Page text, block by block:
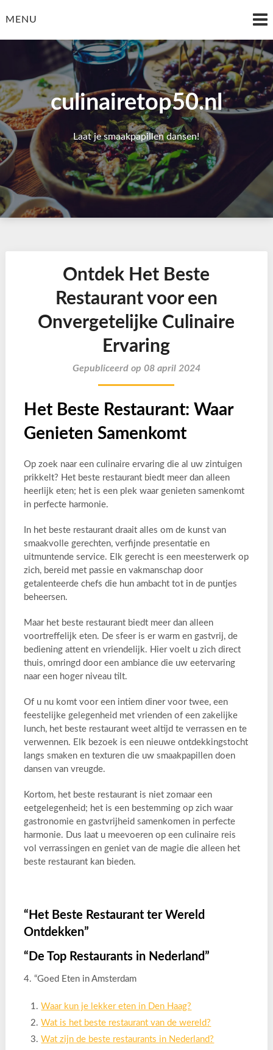
toMENU
culinairetop50.nl
Laat je smaakpapillen dansen!
Ontdek Het Beste
Restaurant voor een
Onvergetelijke Culinaire
Ervaring
Gepubliceerd op 08 april 2024
Het Beste Restaurant: Waar
Genieten Samenkomt
Op zoek naar een culinaire ervaring die al uw zintuigen
prikkelt? Het beste restaurant biedt meer dan alleen
heerlijk eten; het is een plek waar genieten samenkomt
in perfecte harmonie.
In het beste restaurant draait alles om de kunst van
smaakvolle gerechten, verfijnde presentatie en
uitmuntende service. Elk gerecht is een meesterwerk op
zich, bereid met passie en vakmanschap door
getalenteerde chefs die hun ambacht tot in de puntjes
beheersen.
Maar het beste restaurant biedt meer dan alleen
voortreffelijk eten. De sfeer is er warm en gastvrij, de
bediening attent en vriendelijk. Hier voelt u zich direct
thuis, omringd door een ambiance die uw eetervaring
naar een hoger niveau tilt.
Of u nu komt voor een intiem diner voor twee, een
feestelijke gelegenheid met vrienden of een zakelijke
lunch, het beste restaurant weet altijd te verrassen en te
verwennen. Elk bezoek is een nieuwe ontdekkingstocht
langs smaken en texturen die uw smaakpapillen doen
dansen van vreugde.
Kortom, het beste restaurant is niet zomaar een
eetgelegenheid; het is een bestemming op zich waar
gastronomie en gastvrijheid samenkomen in perfecte
harmonie. Dus laat u meevoeren op een culinaire reis
vol verrassingen en geniet van de magie die alleen het
beste restaurant kan bieden.
“Het Beste Restaurant ter Wereld
Ontdekken”
“De Top Restaurants in Nederland”
4. “Goed Eten in Amsterdam
Waar kun je lekker eten in Den Haag?
Wat is het beste restaurant van de wereld?
Wat zijn de beste restaurants in Nederland?